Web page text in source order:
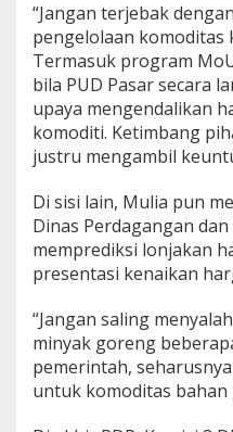
“Jangan terjebak
pengelolaan komoditas
Termasuk program
bila PUD Pasar secara
upaya mengendalikan
komoditi. Ketimbang
justru mengambil
Di sisi lain, Mulia pun
Dinas Perdagangan dan
memprediksi lonjakan
presentasi kenaikan
“Jangan saling
minyak goreng
pemerintah,
untuk komoditas bahan